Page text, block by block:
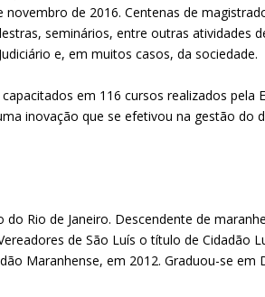
de 2016. Centenas de
seminários, entre outras atividades
e, em muitos casos, da sociedade.
em 116 cursos realizados pela
inovação que se efetivou na gestão do
Rio de Janeiro. Descendente de
de São Luís o título de Cidadão
Maranhense, em 2012. Graduou-se em